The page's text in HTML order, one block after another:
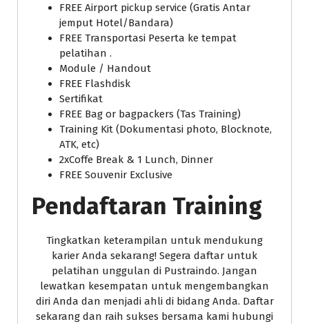
FREE Airport pickup service (Gratis Antar
jemput Hotel/Bandara)
FREE Transportasi Peserta ke tempat
pelatihan .
Module / Handout
FREE Flashdisk
Sertifikat
FREE Bag or bagpackers (Tas Training)
Training Kit (Dokumentasi photo, Blocknote,
ATK, etc)
2xCoffe Break & 1 Lunch, Dinner
FREE Souvenir Exclusive
Pendaftaran Training
Tingkatkan keterampilan untuk mendukung
karier Anda sekarang! Segera daftar untuk
pelatihan unggulan di Pustraindo. Jangan
lewatkan kesempatan untuk mengembangkan
diri Anda dan menjadi ahli di bidang Anda. Daftar
sekarang dan raih sukses bersama kami hubungi